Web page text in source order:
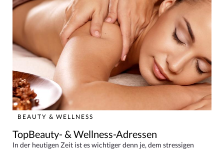
BEAUTY & WELLNESS
TopBeauty- & Wellness-Adressen
In der heutigen Zeit ist es wichtiger denn je, dem stressigen